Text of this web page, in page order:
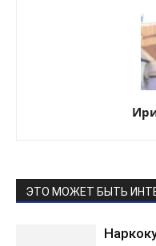
ЭТО МОЖЕТ БЫТЬ